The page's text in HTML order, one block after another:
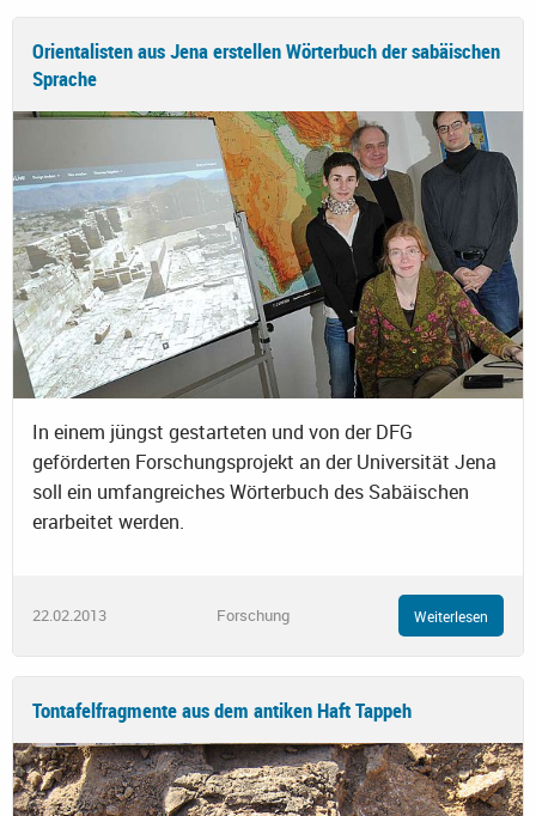
Orientalisten aus Jena erstellen Wörterbuch der sabäischen
Sprache
In einem jüngst gestarteten und von der DFG
geförderten Forschungsprojekt an der Universität Jena
soll ein umfangreiches Wörterbuch des Sabäischen
erarbeitet werden.
22.02.2013 Forschung Weiterlesen
Tontafelfragmente aus dem antiken Haft Tappeh